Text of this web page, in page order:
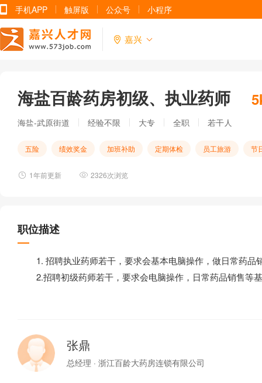
手机APP 触屏版 公众号 小程序
嘉兴
海盐百龄药房初级、执业药师
海盐-武原街道 经验不限 大专 全职 若干人
五险 绩效奖金 加班补助 定期体检 员工旅游 节
1年前更新 2326次浏览
职位描述
1. 招聘执业药师若干，要求会基本电脑操作，做日常药品
2.招聘初级药师若干，要求会电脑操作，日常药品销售等
张鼎
总经理 · 浙江百龄大药房连锁有限公司